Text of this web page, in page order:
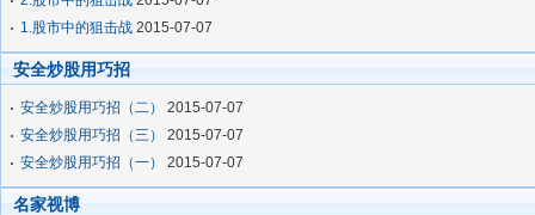
1.股市中的狙击战 2015-07-07
安全炒股用巧招
安全炒股用巧招（二）
2015-07-07
安全炒股用巧招（三）
2015-07-07
安全炒股用巧招（一）
2015-07-07
名家视博